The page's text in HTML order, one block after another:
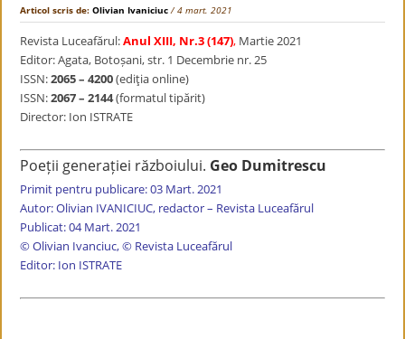
Articol scris de:Olivian Ivaniciuc / 4 mart. 2021
Revista Luceafărul:Anul XIII, Nr.3 (147), Martie 2021
Editor: Agata, Botoșani, str. 1 Decembrie nr. 25
ISSN:2065 – 4200(ediţia online)
ISSN:2067 – 2144(formatul tipărit)
Director: Ion ISTRATE
Poeții generației războiului. Geo Dumitrescu
Primit pentru publicare: 03 Mart. 2021
Autor: Olivian IVANICIUC, redactor – Revista Luceafărul
Publicat: 04 Mart. 2021
© Olivian Ivanciuc, © Revista Luceafărul
Editor: Ion ISTRATE